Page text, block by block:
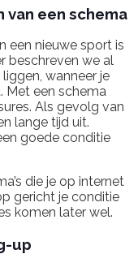
een schema
een nieuwe sport is
beschreven we al
wanneer je
Met een schema
Als gevolg van
lange tijd uit.
goede conditie
die je op internet
gericht je conditie
komen later wel.
up